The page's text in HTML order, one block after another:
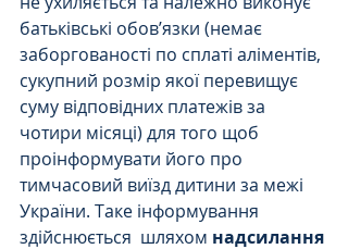
батьківські обов’язки (немає
заборгованості по сплаті аліментів,
сукупний розмір якої перевищує
суму відповідних платежів за
чотири місяці) для того щоб
проінформувати його про
тимчасовий виїзд дитини за межі
України. Таке інформування
здійснюється  шляхом надсилання